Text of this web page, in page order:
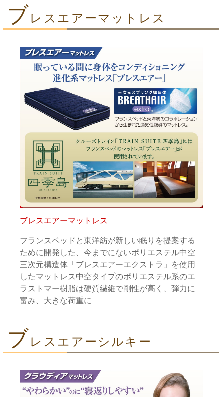
ブ レスエアーマットレス
ブレスエアーマットレス
フランスベッドと東洋紡が新しい眠りを提案する
ために開発した、今までにないポリエステル中空
三次元構造体「ブレスエアーエクストラ」を使用
したマットレス中空タイプのポリエステル系のエ
ラストマー樹脂は硬質繊維で剛性が高く、弾力に
富み、大きな荷重に
ブ レスエアーシルキー